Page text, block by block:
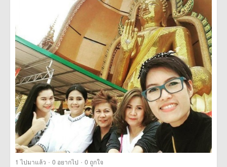
1 ไปมาแล้ว · 0 อยากไป · 0 ถูกใจ